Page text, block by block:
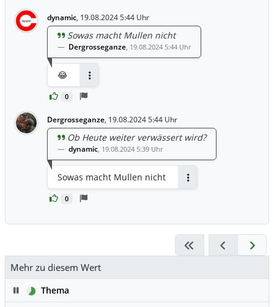
dynamic, 19.08.2024 5:44 Uhr
0
Sowas macht Mullen nicht
Dergrosseganze, 19.08.2024 5:44 Uhr
😂
Dergrosseganze, 19.08.2024 5:44 Uhr
0
Ob Heute weiter verwässert wird?
dynamic, 19.08.2024 5:39 Uhr
Sowas macht Mullen nicht
Mehr zu diesem Wert
PauseThema